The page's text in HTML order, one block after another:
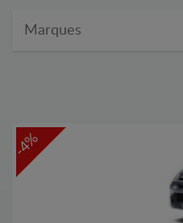
Marques
-4%